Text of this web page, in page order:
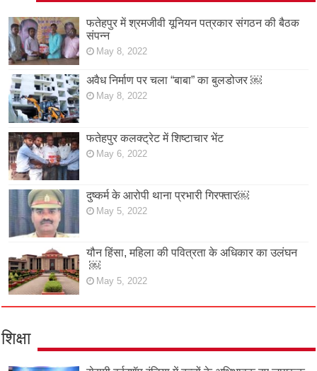
फतेहपुर में श्रमजीवी यूनियन पत्रकार संगठन की बैठक
संपन्न
May 8, 2022
अवैध निर्माण पर चला “बाबा” का बुलडोजर ￼
May 8, 2022
फतेहपुर कलक्ट्रेट में शिष्टाचार भेंट
May 6, 2022
दुष्कर्म के आरोपी थाना प्रभारी गिरफ्तार￼
May 5, 2022
यौन हिंसा, महिला की पवित्रता के अधिकार का उलंघन
￼
May 5, 2022
शिक्षा